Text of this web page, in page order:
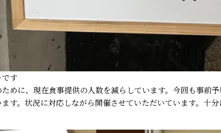
す
めに、現在食事提供の人数を減らしています。今回も事前
す。状況に対応しながら開催させていただいています。十